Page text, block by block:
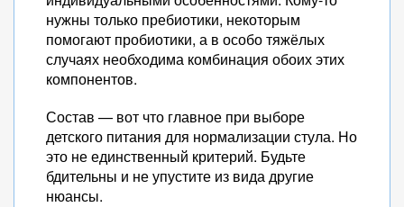
нужны только пребиотики, некоторым
помогают пробиотики, а в особо тяжёлых
случаях необходима комбинация обоих этих
компонентов.
Состав — вот что главное при выборе
детского питания для нормализации стула. Но
это не единственный критерий. Будьте
бдительны и не упустите из вида другие
нюансы.